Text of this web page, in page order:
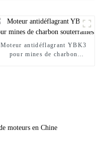
Moteur antidéflagrant YBK3
pour mines de charbon